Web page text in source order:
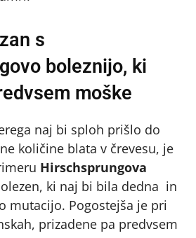
s
boleznijo, ki
moške
naj bi sploh prišlo do
količine blata v črevesu, je
Hirschsprungova
ki naj bi bila dedna in
mutacijo. Pogostejša je pri
prizadene pa predvsem